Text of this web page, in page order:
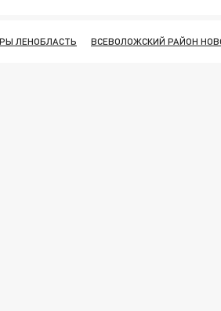
ЛЕНОБЛАСТЬ ВСЕВОЛОЖСКИЙ РАЙОН